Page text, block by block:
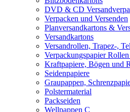
DVD & CD
Verpacken und Versenden
Planversandkartons &
Versandkartons
Versandrollen, Trapez-,
Verpackungspapier
Kraftpapiere, Bögen und
Seidenpapiere
Graupappen,
Polstermaterial
Packseiden
Wellpappen C